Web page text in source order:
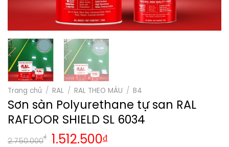
Trang chủ / RAL / RAL THEO MÀU / B4
Sơn sàn Polyurethane tự san RAL
RAFLOOR SHIELD SL 6034
2.750.000
₫ 1.512.500₫